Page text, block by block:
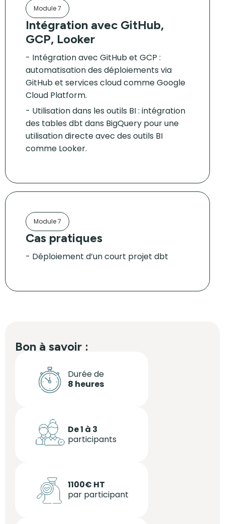
Bon à savoir :
Durée de
8 heures
De 1 à 3
participants
1100€ HT
par participant
Module 7
Intégration avec GitHub,
GCP, Looker
Intégration avec GitHub et GCP :
automatisation des déploiements via
GitHub et services cloud comme Google
Cloud Platform.
Utilisation dans les outils BI : intégration
des tables dbt dans BigQuery pour une
utilisation directe avec des outils BI
comme Looker.
Module 7
Cas pratiques
Déploiement d’un court projet dbt